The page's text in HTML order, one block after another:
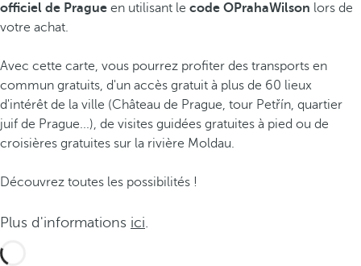
officiel de Prague en utilisant le code OPrahaWilson lors de
votre achat.
Avec cette carte, vous pourrez profiter des transports en
commun gratuits, d'un accès gratuit à plus de 60 lieux
d'intérêt de la ville (Château de Prague, tour Petřín, quartier
juif de Prague...), de visites guidées gratuites à pied ou de
croisières gratuites sur la rivière Moldau.
Découvrez toutes les possibilités !
Plus d'informations ici.